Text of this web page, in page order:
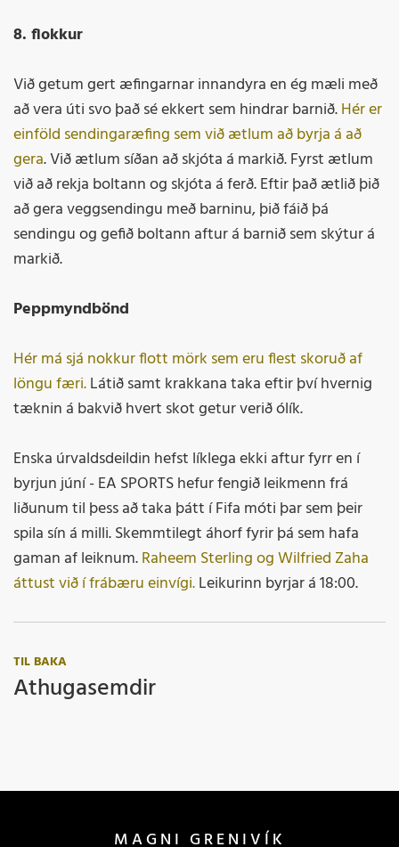
8. flokkur
Við getum gert æfingarnar innandyra en ég mæli með
að vera úti svo það sé ekkert sem hindrar barnið.Hér er
einföld sendingaræfing sem við ætlum að byrja á að
gera. Við ætlum síðan að skjóta á markið. Fyrst ætlum
við að rekja boltann og skjóta á ferð. Eftir það ætlið þið
að gera veggsendingu með barninu, þið fáið þá
sendingu og gefið boltann aftur á barnið sem skýtur á
markið.
Peppmyndbönd
Hér má sjá nokkur flott mörk sem eru flest skoruð af
löngu færi.Látið samt krakkana taka eftir því hvernig
tæknin á bakvið hvert skot getur verið ólík.
Enska úrvaldsdeildin hefst líklega ekki aftur fyrr en í
byrjun júní - EA SPORTS hefur fengið leikmenn frá
liðunum til þess að taka þátt í Fifa móti þar sem þeir
spila sín á milli. Skemmtilegt áhorf fyrir þá sem hafa
gaman af leiknum.Raheem Sterling og Wilfried Zaha
áttust við í frábæru einvígi.Leikurinn byrjar á 18:00.
TIL BAKA
Athugasemdir
MAGNI GRENIVÍK